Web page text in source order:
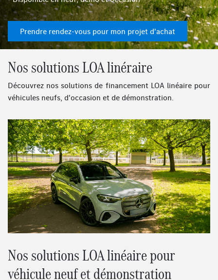
Prendre rendez-vous pour mon projet d'achat
Nos solutions LOA linéraire
Découvrez nos solutions de financement LOA linéaire pour
véhicules neufs, d'occasion et de démonstration.
Nos solutions LOA linéaire pour
véhicule neuf et démonstration